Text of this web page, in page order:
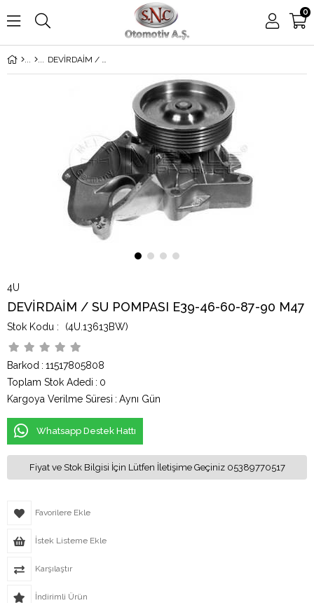
0
DEVİRDAİM / SU POMPASI E39-46-60-87-90 M47
4U
DEVİRDAİM / SU POMPASI E39-46-60-87-90 M47
(4U.13613BW)
Barkod : 11517805808
Toplam Stok Adedi : 0
Kargoya Verilme Süresi : Aynı Gün
Whatsapp Destek Hattı
Fiyat ve Stok Bilgisi İçin Lütfen İletişime Geçiniz 05389770517
Favorilere Ekle
İstek Listeme Ekle
Karşılaştır
İndirimli Ürün